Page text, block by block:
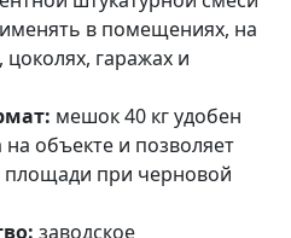
в помещениях, на
цоколях, гаражах и
мешок 40 кг удобен
на объекте и позволяет
при черновой
заводское